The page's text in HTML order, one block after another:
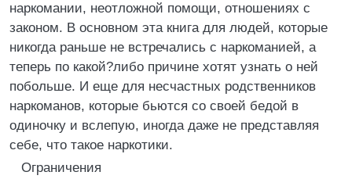
наркомании, неотложной помощи, отношениях с
законом. В основном эта книга для людей, которые
никогда раньше не встречались с наркоманией, а
теперь по какой?либо причине хотят узнать о ней
побольше. И еще для несчастных родственников
наркоманов, которые бьются со своей бедой в
одиночку и вслепую, иногда даже не представляя
себе, что такое наркотики.
Ограничения